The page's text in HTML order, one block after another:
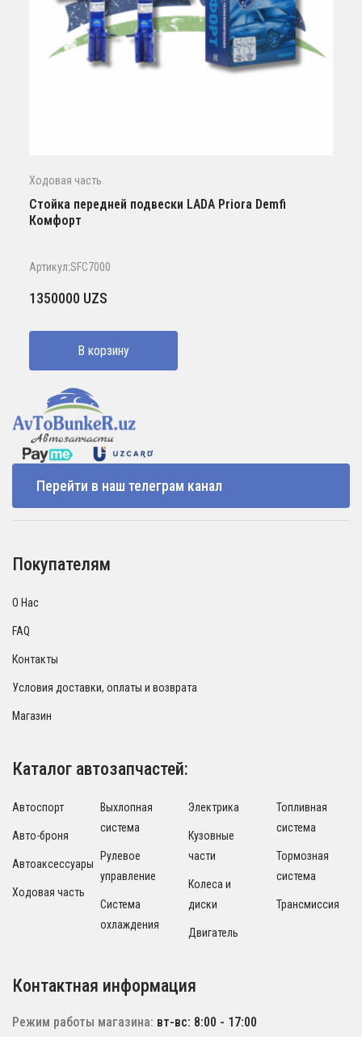
Ходовая часть
Стойка передней подвески LADA Priora Demfi
Комфорт
Артикул:SFC7000
1350000 UZS
В корзину
Перейти в наш телеграм канал
Покупателям
О Нас
FAQ
Контакты
Условия доставки, оплаты и возврата
Магазин
Каталог автозапчастей:
Автоспорт
Авто-броня
Автоаксессуары
Ходовая часть
Выхлопная
система
Рулевое
управление
Система
охлаждения
Электрика
Кузовные
части
Колеса и
диски
Двигатель
Топливная
система
Тормозная
система
Трансмиссия
Контактная информация
Режим работы магазина: вт-вс: 8:00 - 17:00